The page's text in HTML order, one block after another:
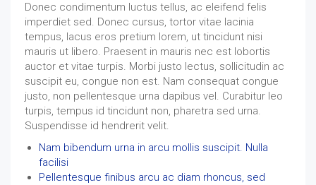
Donec condimentum luctus tellus, ac eleifend felis
imperdiet sed. Donec cursus, tortor vitae lacinia
tempus, lacus eros pretium lorem, ut tincidunt nisi
mauris ut libero. Praesent in mauris nec est lobortis
auctor et vitae turpis. Morbi justo lectus, sollicitudin ac
suscipit eu, congue non est. Nam consequat congue
justo, non pellentesque urna dapibus vel. Curabitur leo
turpis, tempus id tincidunt non, pharetra sed urna.
Suspendisse id hendrerit velit.
Nam bibendum urna in arcu mollis suscipit. Nulla
facilisi
Pellentesque finibus arcu ac diam rhoncus, sed